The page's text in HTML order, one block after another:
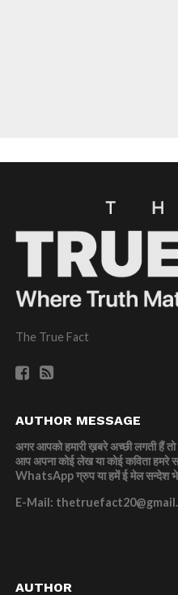
The True Fact
AUTHOR MESSAGE
अगर आपको हमारी ख़बरे अच्छी लगती हैं तो
आप अपना कोई लेख या कोई कविता हमरे
WhatsApp ग्रुप या हमें ई मेल सन्देश
E-Mail:
AUTHOR